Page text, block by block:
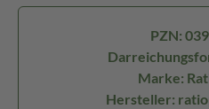
PZN:
Marke:
Hersteller: